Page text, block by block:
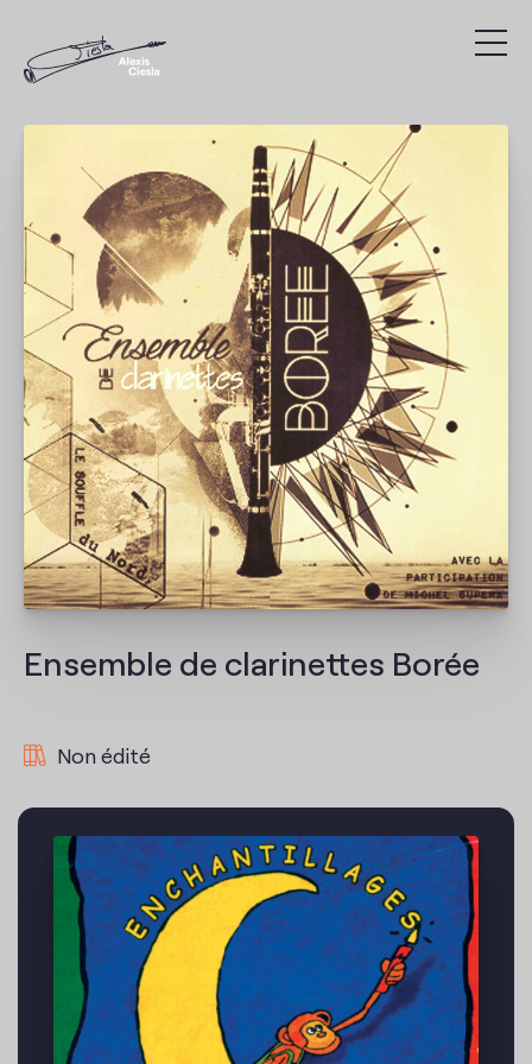
Ensemble de clarinettes Borée
Non édité
Compositions
Discographie
Vidéos
Recherche
Présentation
Agenda
Liens utiles
Contact